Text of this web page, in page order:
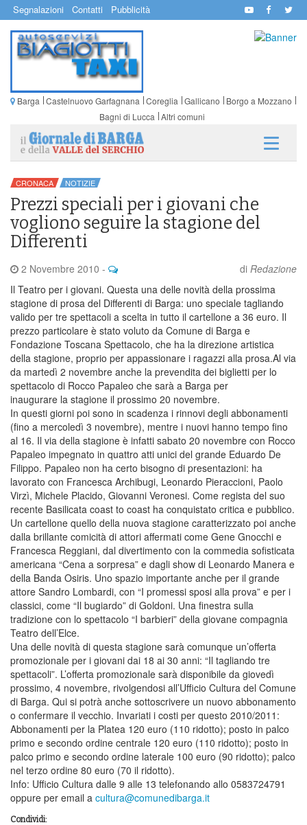
Segnalazioni Contatti Pubblicità
Barga Castelnuovo Garfagnana Coreglia Gallicano
Borgo a Mozzano
Bagni di Lucca Altri comuni
CRONACA NOTIZIE
Prezzi speciali per i giovani che
vogliono seguire la stagione del
Differenti
2 Novembre 2010 - di Redazione
Il Teatro per i giovani. Questa una delle novità della prossima
stagione di prosa del Differenti di Barga: uno speciale tagliando
valido per tre spettacoli a scelta in tutto il cartellone a 36 euro. Il
prezzo particolare è stato voluto da Comune di Barga e
Fondazione Toscana Spettacolo, che ha la direzione artistica
della stagione, proprio per appassionare i ragazzi alla prosa.Al via
da martedì 2 novembre anche la prevendita dei biglietti per lo
spettacolo di Rocco Papaleo che sarà a Barga per
inaugurare la stagione il prossimo 20 novembre.
In questi giorni poi sono in scadenza i rinnovi degli abbonamenti
(fino a mercoledì 3 novembre), mentre i nuovi hanno tempo fino
al 16. Il via della stagione è infatti sabato 20 novembre con Rocco
Papaleo impegnato in quattro atti unici del grande Eduardo De
Filippo. Papaleo non ha certo bisogno di presentazioni: ha
lavorato con Francesca Archibugi, Leonardo Pieraccioni, Paolo
Virzì, Michele Placido, Giovanni Veronesi. Come regista del suo
recente Basilicata coast to coast ha conquistato critica e pubblico.
Un cartellone quello della nuova stagione caratterizzato poi anche
dalla brillante comicità di attori affermati come Gene Gnocchi e
Francesca Reggiani, dal divertimento con la commedia sofisticata
americana “Cena a sorpresa” e dagli show di Leonardo Manera e
della Banda Osiris. Uno spazio importante anche per il grande
attore Sandro Lombardi, con “I promessi sposi alla prova” e per i
classici, come “Il bugiardo” di Goldoni. Una finestra sulla
tradizione con lo spettacolo “I barbieri” della giovane compagnia
Teatro dell’Elce.
Una delle novità di questa stagione sarà comunque un’offerta
promozionale per i giovani dai 18 ai 30 anni: “Il tagliando tre
spettacoli”. L’offerta promozionale sarà disponibile da giovedì
prossimo, 4 novembre, rivolgendosi all’Ufficio Cultura del Comune
di Barga. Qui si potrà anche sottoscrivere un nuovo abbonamento
o confermare il vecchio. Invariati i costi per questo 2010/2011:
Abbonamenti per la Platea 120 euro (110 ridotto); posto in palco
primo e secondo ordine centrale 120 euro (110 ridotto); posto in
palco primo e secondo ordine laterale 100 euro (90 ridotto); palco
nel terzo ordine 80 euro (70 il ridotto).
Info: Ufficio Cultura dalle 9 alle 13 telefonando allo 0583724791
oppure per email a cultura@comunedibarga.it
Condividi: